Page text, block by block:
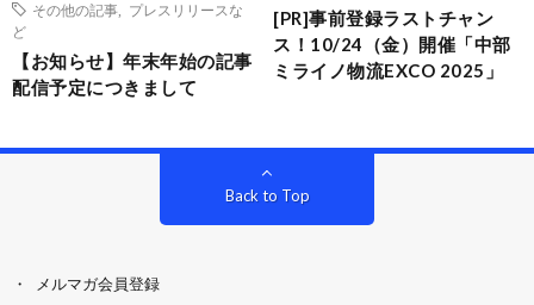
その他の記事
プレスリリースな
ど
【お知らせ】年末年始の記事
配信予定につきまして
[PR]事前登録ラストチャン
ス！10/24（金）開催「中部
ミライノ物流EXCO 2025」
Back to Top
メルマガ会員登録